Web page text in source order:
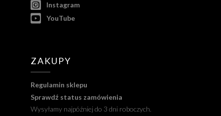
Instagram
YouTube
ZAKUPY
Regulamin sklepu
Sprawdź status zamówienia
Wysyłamy najpóźniej do 3 dni roboczych.